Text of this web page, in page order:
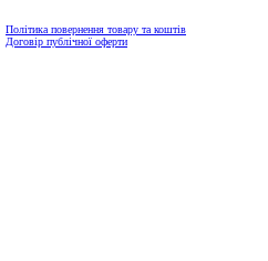
Політика повернення товару та коштів
Договір публічної оферти